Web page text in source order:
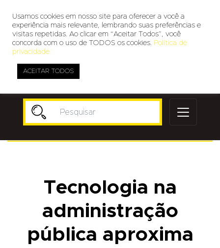
Tecnologia na
administração
pública aproxima
Usamos cookies em nosso site para oferecer a você a
experiência mais relevante, lembrando suas preferências e
visitas repetidas. Ao clicar em “Aceitar Todos”, você
concorda com o uso de TODOS os cookies. Política de
privacidade
ACEITAR TODOS